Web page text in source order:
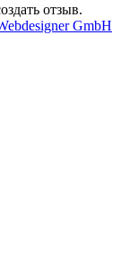
отзыв.
GmbH